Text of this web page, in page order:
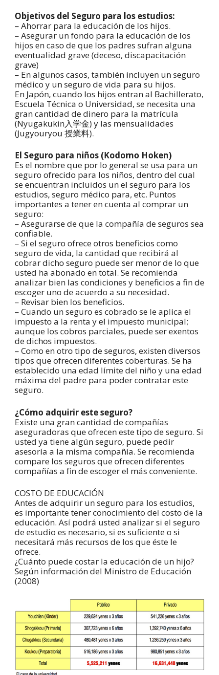
Objetivos del Seguro para los estudios:
– Ahorrar para la educación de los hijos.
– Asegurar un fondo para la educación de los
hijos en caso de que los padres sufran alguna
eventualidad grave (deceso, discapacitación
grave)
– En algunos casos, también incluyen un seguro
médico y un seguro de vida para su hijos.
En Japón, cuando los hijos entran al Bachillerato,
Escuela Técnica o Universidad, se necesita una
gran cantidad de dinero para la matrícula
(Nyugakukin入学金) y las mensualidades
(Jugyouryou 授業料).
El Seguro para niños (Kodomo Hoken)
Es el nombre que por lo general se usa para un
seguro ofrecido para los niños, dentro del cual
se encuentran incluidos un el seguro para los
estudios, seguro médico para, etc. Puntos
importantes a tener en cuenta al comprar un
seguro:
– Asegurarse de que la compañía de seguros sea
confiable.
– Si el seguro ofrece otros beneficios como
seguro de vida, la cantidad que recibirá al
cobrar dicho seguro puede ser menor de lo que
usted ha abonado en total. Se recomienda
analizar bien las condiciones y beneficios a fin de
escoger uno de acuerdo a su necesidad.
– Revisar bien los beneficios.
– Cuando un seguro es cobrado se le aplica el
impuesto a la renta y el impuesto municipal;
aunque los cobros parciales, puede ser exentos
de dichos impuestos.
– Como en otro tipo de seguros, existen diversos
tipos que ofrecen diferentes coberturas. Se ha
establecido una edad límite del niño y una edad
máxima del padre para poder contratar este
seguro.
¿Cómo adquirir este seguro?
Existe una gran cantidad de compañías
aseguradoras que ofrecen este tipo de seguro. Si
usted ya tiene algún seguro, puede pedir
asesoría a la misma compañía. Se recomienda
compare los seguros que ofrecen diferentes
compañías a fin de escoger el más conveniente.
COSTO DE EDUCACIÓN
Antes de adquirir un seguro para los estudios,
es importante tener conocimiento del costo de la
educación. Así podrá usted analizar si el seguro
de estudio es necesario, si es suficiente o si
necesitará más recursos de los que éste le
ofrece.
¿Cuánto puede costar la educación de un hijo?
Según información del Ministro de Educación
(2008)